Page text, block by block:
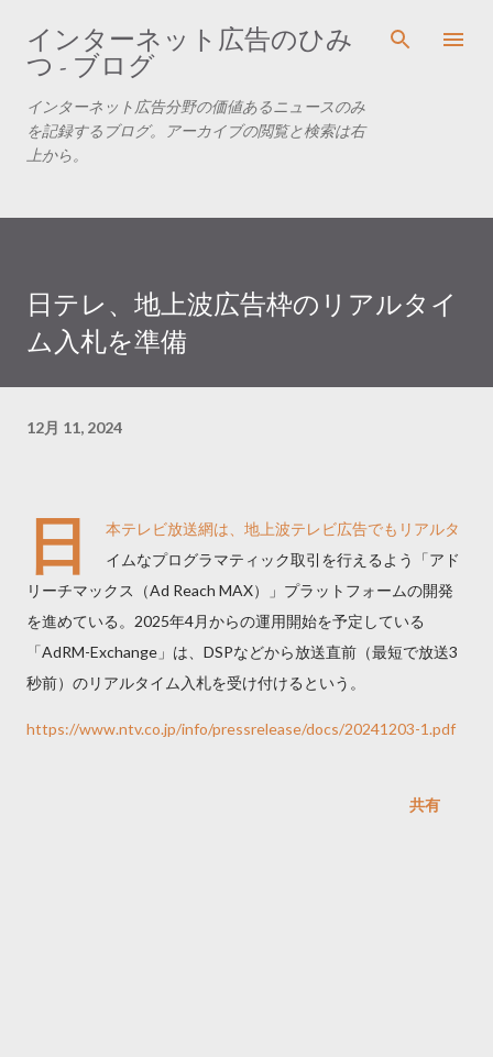
スキップしてメイン コンテンツに移動
インターネット広告のひみ
つ - ブログ
インターネット広告分野の価値あるニュースのみ
を記録するブログ。アーカイブの閲覧と検索は右
上から。
日テレ、地上波広告枠のリアルタイ
ム入札を準備
12月 11, 2024
日
本テレビ放送網は、地上波テレビ広告でもリアルタ
イムなプログラマティック取引を行えるよう「アド
リーチマックス（Ad Reach MAX）」プラットフォームの開発
を進めている。2025年4月からの運用開始を予定している
「AdRM-Exchange」は、DSPなどから放送直前（最短で放送3
秒前）のリアルタイム入札を受け付けるという。
https://www.ntv.co.jp/info/pressrelease/docs/20241203-1.pdf
共有